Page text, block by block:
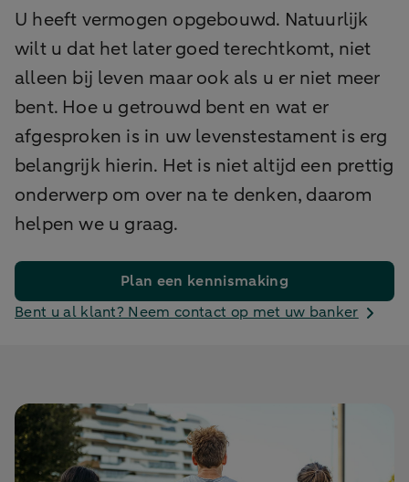
U heeft vermogen opgebouwd. Natuurlijk
wilt u dat het later goed terechtkomt, niet
alleen bij leven maar ook als u er niet meer
bent. Hoe u getrouwd bent en wat er
afgesproken is in uw levenstestament is erg
belangrijk hierin. Het is niet altijd een prettig
onderwerp om over na te denken, daarom
helpen we u graag.
Plan een kennismaking
Bent u al klant? Neem contact op met uw banker